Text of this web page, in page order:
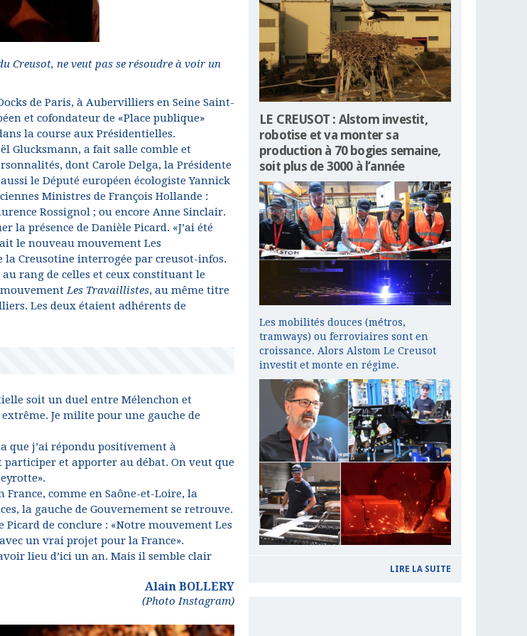
Creusot, ne veut pas se résoudre à voir un
de Paris, à Aubervilliers en Seine Saint-
et cofondateur de «Place publique»
la course aux Présidentielles.
Glucksmann, a fait salle comble et
dont Carole Delga, la Présidente
aussi le Député européen écologiste Yannick
Ministres de François Hollande :
Rossignol ; ou encore Anne Sinclair.
la présence de Danièle Picard. «J’ai été
le nouveau mouvement Les
la Creusotine interrogée par creusot-infos.
au rang de celles et ceux constituant le
Les Travaillistes, au même titre
Les deux étaient adhérents de
soit un duel entre Mélenchon et
Je milite pour une gauche de
que j’ai répondu positivement à
participer et apporter au débat. On veut que
France, comme en Saône-et-Loire, la
la gauche de Gouvernement se retrouve.
de conclure : «Notre mouvement Les
un vrai projet pour la France».
lieu d’ici un an. Mais il semble clair
Alain BOLLERY
(Photo Instagram)
LE CREUSOT : Alstom investit,
robotise et va monter sa
production à 70 bogies semaine,
soit plus de 3000 à l’année
Les mobilités douces (métros,
tramways) ou ferroviaires sont en
croissance. Alors Alstom Le Creusot
investit et monte en régime.
LIRE LA SUITE